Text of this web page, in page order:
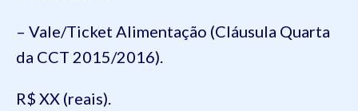
– Vale/Ticket Alimentação (Cláusula Quarta
da CCT 2015/2016).
R$ XX (reais).